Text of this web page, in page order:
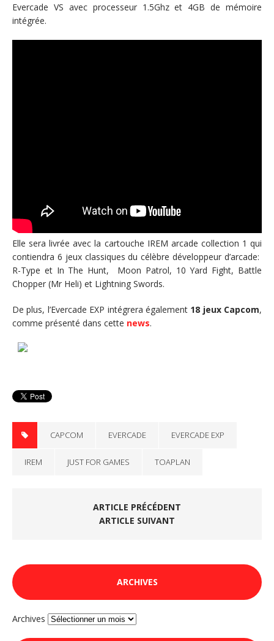
Evercade VS avec processeur 1.5Ghz et 4GB de mémoire
intégrée.
Elle sera livrée avec la cartouche IREM arcade collection 1 qui
contiendra 6 jeux classiques du célèbre développeur d’arcade:
R-Type et In The Hunt, Moon Patrol, 10 Yard Fight, Battle
Chopper (Mr Heli) et Lightning Swords.
De plus, l’Evercade EXP intégrera également 18 jeux Capcom,
comme présenté dans cette news.
CAPCOM EVERCADE EVERCADE EXP
IREM JUST FOR GAMES TOAPLAN
ARTICLE PRÉCÉDENT
ARTICLE SUIVANT
ARCHIVES
Archives